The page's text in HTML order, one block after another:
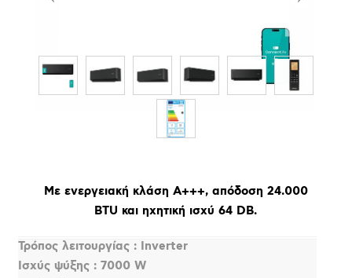
Με ενεργειακή κλάση Α+++, απόδοση 24.000
BTU και ηχητική ισχύ 64 DB.
Τρόπος λειτουργίας : Inverter
Ισχύς ψύξης : 7000 W